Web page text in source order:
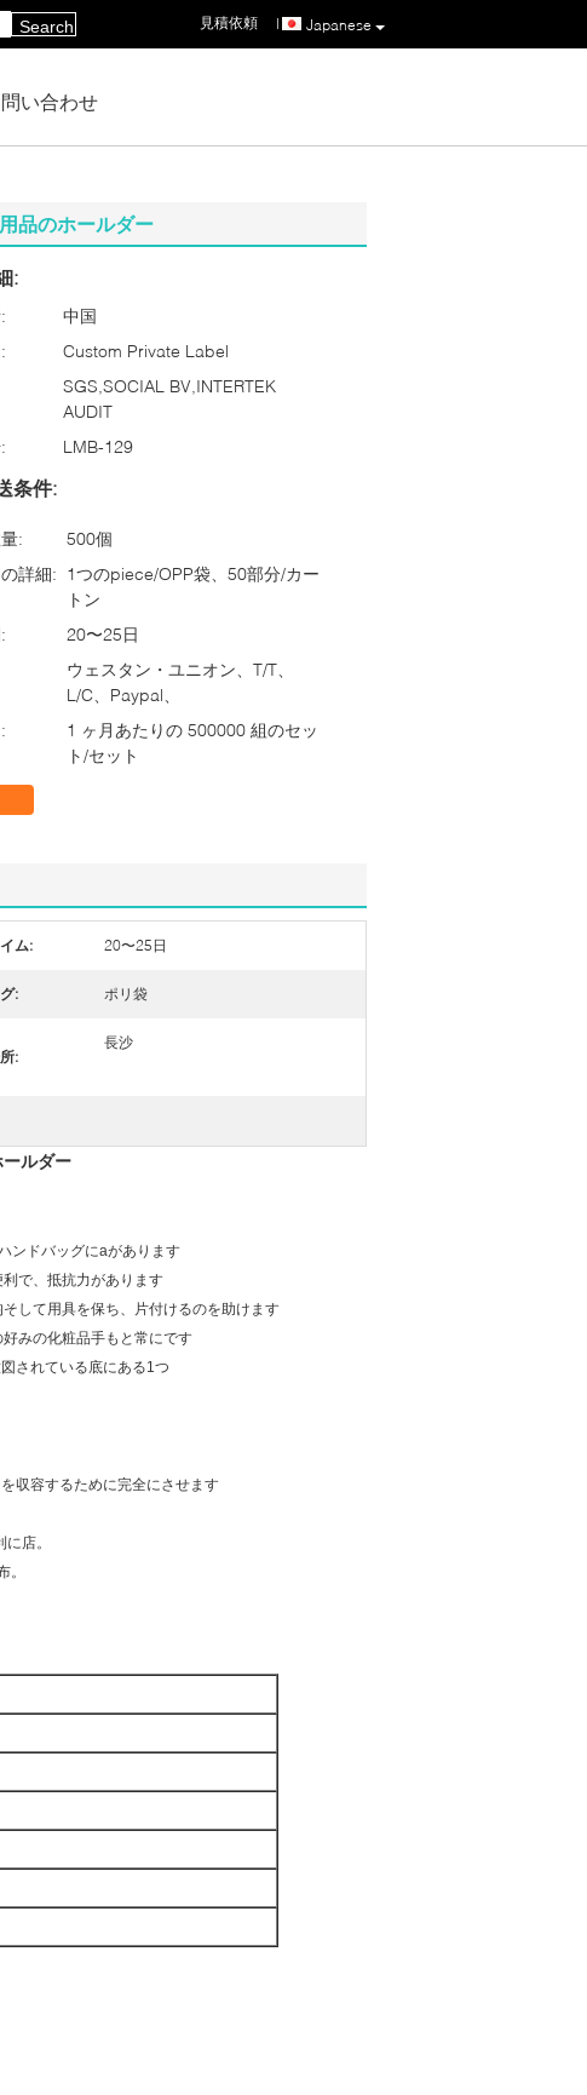
Japanese
見積依頼 |
Search
い合わせ
品のホールダー
:
中国
Custom Private Label
SGS,SOCIAL BV,INTERTEK
AUDIT
LMB-129
条件:
:
500個
詳細: 1つのpiece/OPP袋、50部分/カー
トン
20〜25日
ウェスタン・ユニオン、T/T、
L/C、Paypal、
1 ヶ月あたりの 500000 組のセッ
ト/セット
ム: 20〜25日
: ポリ袋
:
長沙
ルダー
ンドバッグにaがあります
で、抵抗力があります
して用具を保ち、片付けるのを助けます
みの化粧品手もと常にです
されている底にある1つ
収容するために完全にさせます
店。
。